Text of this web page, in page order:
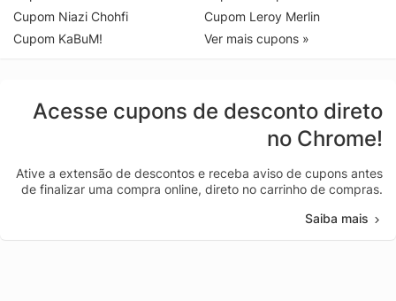
Cupom Niazi Chohfi
Cupom KaBuM!
Cupom Leroy Merlin
Ver mais cupons »
Acesse cupons de desconto direto
no Chrome!
Ative a extensão de descontos e receba aviso de cupons antes
de finalizar uma compra online, direto no carrinho de compras.
Saiba mais